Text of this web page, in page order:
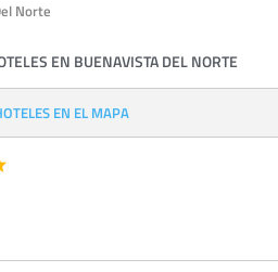
Norte
EN BUENAVISTA DEL NORTE
EN EL MAPA